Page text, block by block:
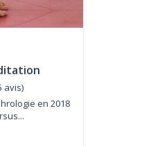
avis)
en 2018